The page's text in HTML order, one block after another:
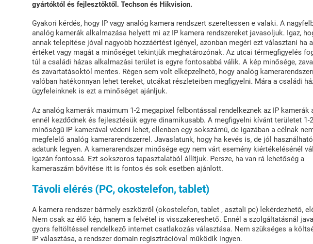
gyártóktól és fejlesztőktől. Techson és Hikvision.
Gyakori kérdés, hogy IP vagy analóg kamera rendszert szereltessen e valaki. A
analóg kamerák alkalmazása helyett mi az IP kamera rendszereket javasoljuk. Igaz,
annak telepítése jóval nagyobb hozzáértést igényel, azonban megéri ezt választani ha
értéket vagy magát a minőséget tekintjük meghatározónak. Az utcai térmegfigyelés
túl a családi házas alkalmazási terület is egyre fontosabbá válik. A kép minősége,
és zavartatásoktól mentes. Régen sem volt elképzelhető, hogy analóg
valóban hatékonnyan lehet tereket, utcákat részleteiben megfigyelni. Mára a családi
ügyfeleinknek is ezt a minőséget ajánljuk.
Az analóg kamerák maximum 1-2 megapixel felbontással rendelkeznek az IP kamerák
ennél kezdődnek és fejlesztésük egyre dinamikusabb. A megfigyelni kívánt területet 1-
minőségű IP kamerával védeni lehet, ellenben egy sokszámú, de igazában a célnak
megfelelő analóg kamerarendszerrel. Javaslatunk, hogy ha kevés is, de jól
adatunk legyen. A kamerarendszer minősége egy nem várt esemény kiértékelésénél
igazán fontossá. Ezt sokszoros tapasztalatból állítjuk. Persze, ha van rá lehetőség a
kameraszám bővítése itt is fontos és sok esetben ajánlott.
Távoli elérés (PC, okostelefon, tablet)
A kamera rendszer bármely eszközről (okostelefon, tablet , asztali pc) lekérdezhető,
Nem csak az élő kép, hanem a felvétel is visszakereshető. Ennél a szolgáltatásnál
gyors feltöltéssel rendelkező internet csatlakozás választása. Nem szükséges a
IP választása, a rendszer domain regisztrációval működik ingyen.